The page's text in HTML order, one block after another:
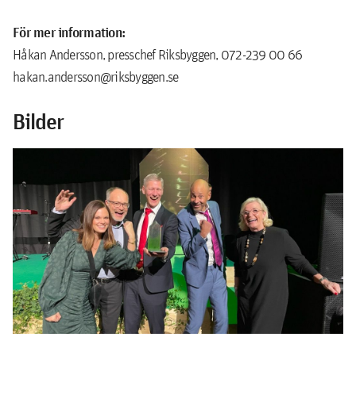
För mer information:
Håkan Andersson, presschef Riksbyggen, 072-239 00 66
hakan.andersson@riksbyggen.se
Bilder